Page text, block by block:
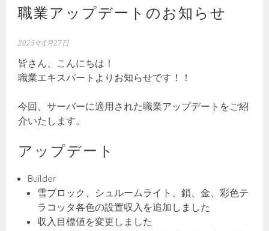
職業アップデートのお知らせ
2025年4月27日
皆さん、こんにちは！
職業エキスパートよりお知らせです！！
今回、サーバーに適用された職業アップデートをご紹
介いたします。
アップデート
Builder
雪ブロック、シュルームライト、鎖、金、彩色テ
ラコッタ各色の設置収入を追加しました
収入目標値を変更しました